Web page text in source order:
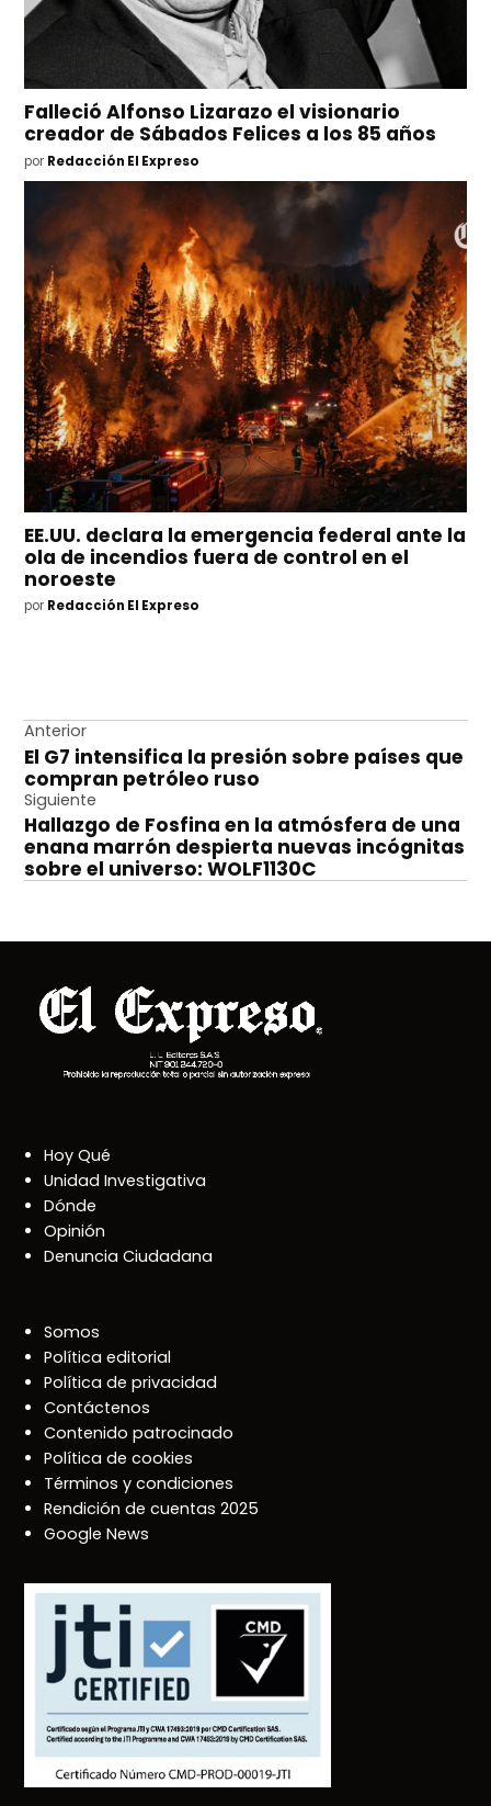
Falleció Alfonso Lizarazo el visionario
creador de Sábados Felices a los 85 años
por Redacción El Expreso
EE.UU. declara la emergencia federal ante la
ola de incendios fuera de control en el
noroeste
por Redacción El Expreso
Navegación
de
entradas
Anterior
El G7 intensifica la presión sobre países que
compran petróleo ruso
Siguiente
Hallazgo de Fosfina en la atmósfera de una
enana marrón despierta nuevas incógnitas
sobre el universo: WOLF1130C
Hoy Qué
Unidad Investigativa
Dónde
Opinión
Denuncia Ciudadana
Somos
Política editorial
Política de privacidad
Contáctenos
Contenido patrocinado
Política de cookies
Términos y condiciones
Rendición de cuentas 2025
Google News